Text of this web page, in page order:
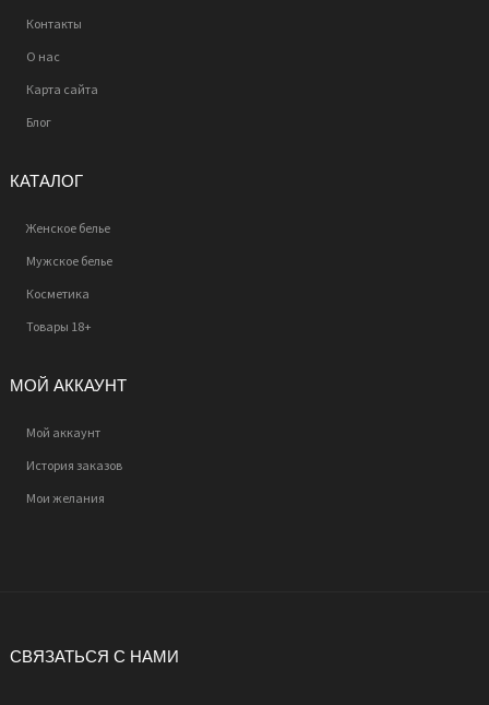
Контакты
О нас
Карта сайта
Блог
КАТАЛОГ
Женское белье
Мужское белье
Косметика
Товары 18+
МОЙ АККАУНТ
Мой аккаунт
История заказов
Мои желания
СВЯЗАТЬСЯ С НАМИ